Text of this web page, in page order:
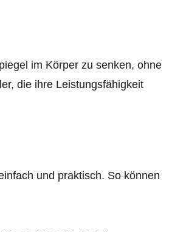
im Körper zu senken, ohne
die ihre Leistungsfähigkeit
und praktisch. So können